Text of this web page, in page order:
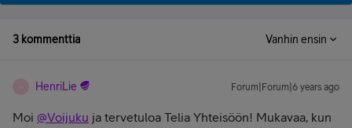
3 kommenttia Vanhin ensin
HenriLie Forum|Forum|6 years ago
Moi @Voijuku ja tervetuloa Telia Yhteisöön! Mukavaa, kun